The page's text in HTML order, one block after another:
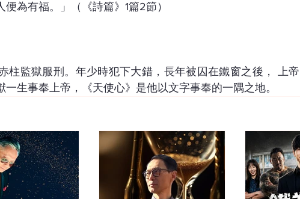
為有福。」（《詩篇》1篇2節）
柱監獄服刑。年少時犯下大錯，長年被囚在鐵窗之後， 上帝
生事奉上帝，《天使心》是他以文字事奉的一隅之地。